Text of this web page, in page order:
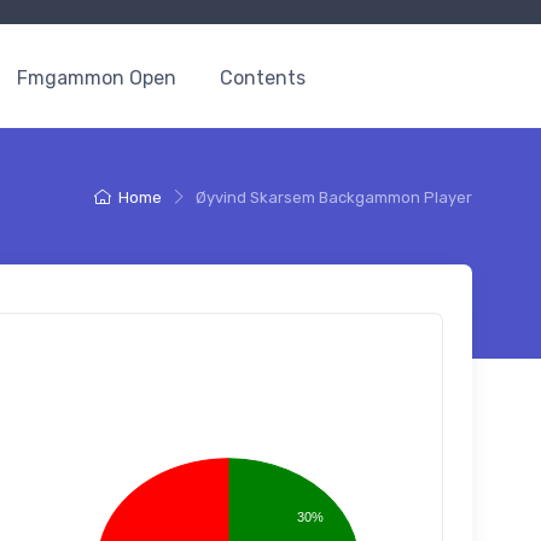
Fmgammon Open Contents
Home Øyvind Skarsem Backgammon Player
30%